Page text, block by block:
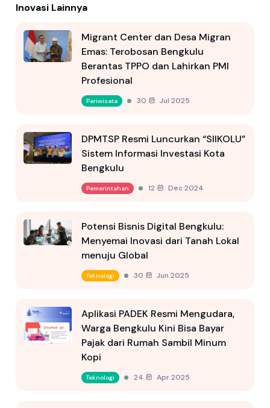
Inovasi Lainnya
Migrant Center dan Desa Migran
Emas: Terobosan Bengkulu
Berantas TPPO dan Lahirkan PMI
Profesional
Pariwisata 30 Jul 2025
DPMTSP Resmi Luncurkan “SIIKOLU”
Sistem Informasi Investasi Kota
Bengkulu
Pemerintahan 12 Dec 2024
Potensi Bisnis Digital Bengkulu:
Menyemai Inovasi dari Tanah Lokal
menuju Global
Teknologi 30 Jun 2025
Aplikasi PADEK Resmi Mengudara,
Warga Bengkulu Kini Bisa Bayar
Pajak dari Rumah Sambil Minum
Kopi
Teknologi 24 Apr 2025